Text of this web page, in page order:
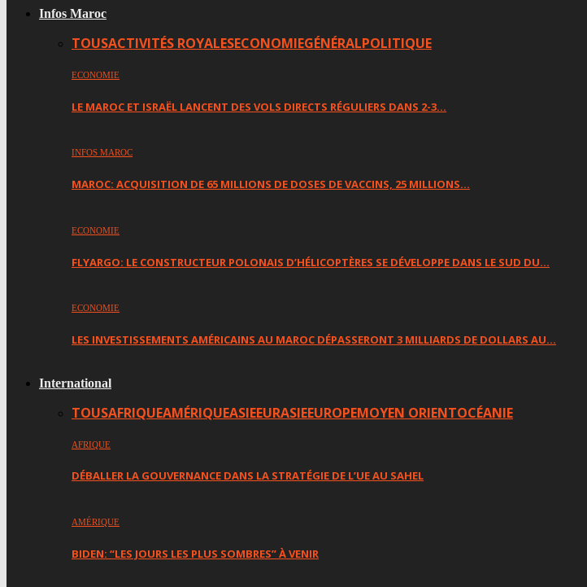
Infos Maroc
TOUSACTIVITÉS ROYALESECONOMIEGÉNÉRALPOLITIQUE
ECONOMIE
LE MAROC ET ISRAËL LANCENT DES VOLS DIRECTS RÉGULIERS DANS 2-3…
INFOS MAROC
MAROC: ACQUISITION DE 65 MILLIONS DE DOSES DE VACCINS, 25 MILLIONS…
ECONOMIE
FLYARGO: LE CONSTRUCTEUR POLONAIS D’HÉLICOPTÈRES SE DÉVELOPPE DANS LE SUD DU…
ECONOMIE
LES INVESTISSEMENTS AMÉRICAINS AU MAROC DÉPASSERONT 3 MILLIARDS DE DOLLARS AU…
International
TOUSAFRIQUEAMÉRIQUEASIEEURASIEEUROPEMOYEN ORIENTOCÉANIE
AFRIQUE
DÉBALLER LA GOUVERNANCE DANS LA STRATÉGIE DE L’UE AU SAHEL
AMÉRIQUE
BIDEN: “LES JOURS LES PLUS SOMBRES” À VENIR